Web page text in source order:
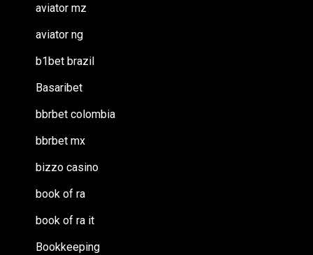
aviator mz
aviator ng
b1bet brazil
Basaribet
bbrbet colombia
bbrbet mx
bizzo casino
book of ra
book of ra it
Bookkeeping